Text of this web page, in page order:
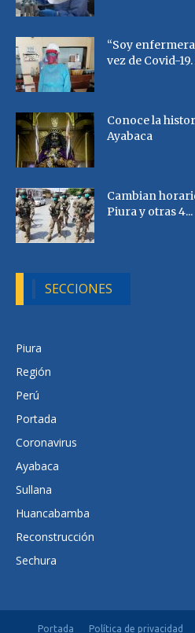
“Soy
vez de Covid-
Conoce la
Ayabaca
Cambian
Piura y otras 4...
SECCIONES
Piura
Región
Perú
Portada
Coronavirus
Ayabaca
Sullana
Huancabamba
Reconstrucción
Sechura
Portada Política de privacidad